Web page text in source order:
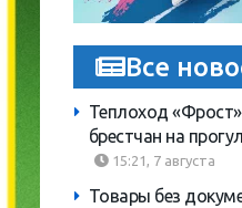
Все
Теплоход
брестчан на
15:21, 7 августа
Товары без